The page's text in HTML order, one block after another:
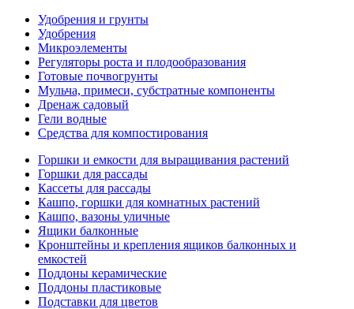
Удобрения и грунты
Удобрения
Микроэлементы
Регуляторы роста и плодообразования
Готовые почвогрунты
Мульча, примеси, субстратные компоненты
Дренаж садовый
Гели водные
Средства для компостирования
Горшки и емкости для выращивания растений
Горшки для рассады
Кассеты для рассады
Кашпо, горшки для комнатных растений
Кашпо, вазоны уличные
Ящики балконные
Кронштейны и крепления ящиков балконных и
емкостей
Поддоны керамические
Поддоны пластиковые
Подставки для цветов